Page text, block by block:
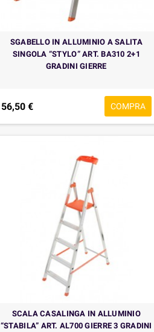
SGABELLO IN ALLUMINIO A SALITA
SINGOLA “STYLO” ART. BA310 2+1
GRADINI GIERRE
56,50 € COMPRA
SCALA CASALINGA IN ALLUMINIO
“STABILA” ART. AL700 GIERRE 3 GRADINI